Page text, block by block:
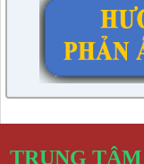
TRUNG